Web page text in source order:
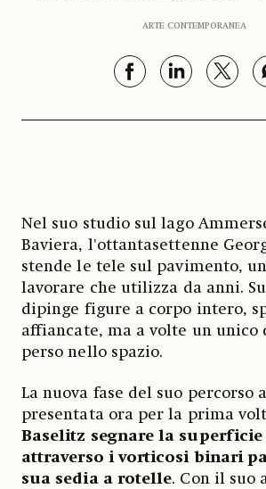
ARTE CONTEMPORANEA
Nel suo studio sul lago
Baviera, l'ottantasettenne
stende le tele sul pavimento,
lavorare che utilizza da anni.
dipinge figure a corpo intero,
affiancate, ma a volte un unico
perso nello spazio.
La nuova fase del suo percorso
presentata ora per la prima
Baselitz segnare la
attraverso i vorticosi binari
sua sedia a rotelle. Con il suo